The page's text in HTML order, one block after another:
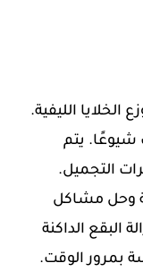
الليفية.
شيوعًا. يتم
التجميل.
وحل مشاكل
البقع الداكنة
بمرور الوقت.